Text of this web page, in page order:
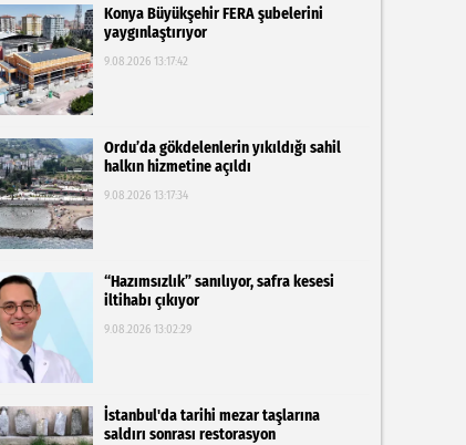
Konya Büyükşehir FERA şubelerini
yaygınlaştırıyor
9.08.2026 13:17:42
Ordu’da gökdelenlerin yıkıldığı sahil
halkın hizmetine açıldı
9.08.2026 13:17:34
“Hazımsızlık” sanılıyor, safra kesesi
iltihabı çıkıyor
9.08.2026 13:02:29
İstanbul'da tarihi mezar taşlarına
saldırı sonrası restorasyon